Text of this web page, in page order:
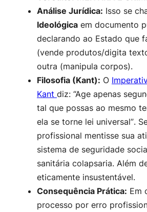
Análise Jurídica: Isso se
Ideológica em documento
declarando ao Estado que
(vende produtos/digita
outra (manipula corpos).
Filosofia (Kant): O
Kant diz: “Age apenas
tal que possas ao mesmo
ela se torne lei universal”.
profissional mentisse sua
sistema de seguridade
sanitária colapsaria. Além
eticamente insustentável.
Consequência Prática: Em
processo por erro